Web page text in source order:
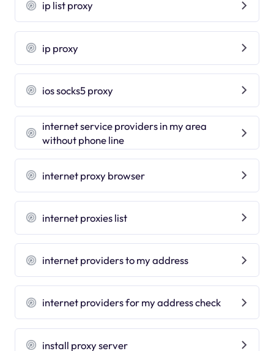
ip list proxy
ip proxy
ios socks5 proxy
internet service providers in my area
without phone line
internet proxy browser
internet proxies list
internet providers to my address
internet providers for my address check
install proxy server